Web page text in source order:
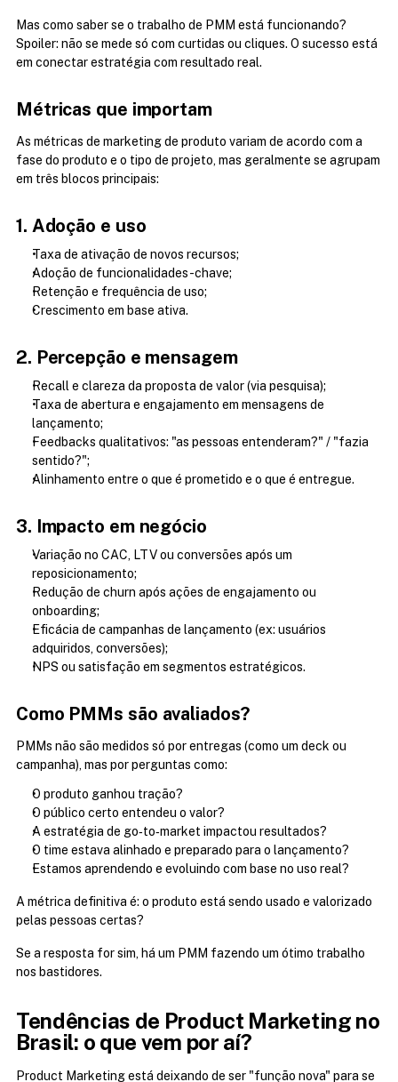
Mas como saber se o trabalho de PMM está funcionando?
Spoiler: não se mede só com curtidas ou cliques. O sucesso está
em conectar estratégia com resultado real.
Métricas que importam
As métricas de marketing de produto variam de acordo com a
fase do produto e o tipo de projeto, mas geralmente se agrupam
em três blocos principais:
1. Adoção e uso
Taxa de ativação de novos recursos;
Adoção de funcionalidades-chave;
Retenção e frequência de uso;
Crescimento em base ativa.
2. Percepção e mensagem
Recall e clareza da proposta de valor (via pesquisa);
Taxa de abertura e engajamento em mensagens de
lançamento;
Feedbacks qualitativos: "as pessoas entenderam?" / "fazia
sentido?";
Alinhamento entre o que é prometido e o que é entregue.
3. Impacto em negócio
Variação no CAC, LTV ou conversões após um
reposicionamento;
Redução de churn após ações de engajamento ou
onboarding;
Eficácia de campanhas de lançamento (ex: usuários
adquiridos, conversões);
NPS ou satisfação em segmentos estratégicos.
Como PMMs são avaliados?
PMMs não são medidos só por entregas (como um deck ou
campanha), mas por perguntas como:
O produto ganhou tração?
O público certo entendeu o valor?
A estratégia de go‑to‑market impactou resultados?
O time estava alinhado e preparado para o lançamento?
Estamos aprendendo e evoluindo com base no uso real?
A métrica definitiva é: o produto está sendo usado e valorizado
pelas pessoas certas?
Se a resposta for sim, há um PMM fazendo um ótimo trabalho
nos bastidores.
Tendências de Product Marketing no
Brasil: o que vem por aí?
Product Marketing está deixando de ser "função nova" para se